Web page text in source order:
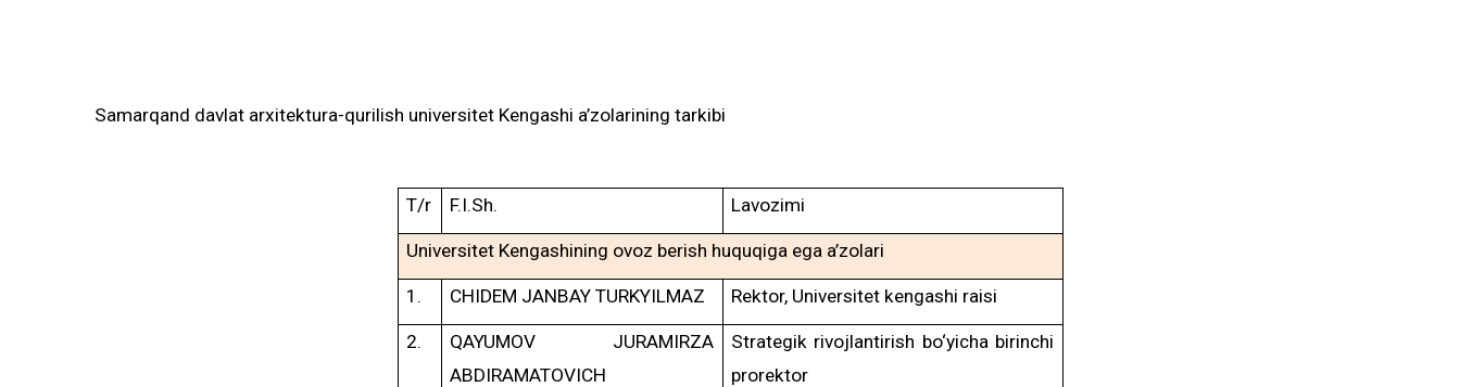
Samarqand davlat arxitektura-qurilish universitet Kengashi a’zolarining tarkibi
T/r F.I.Sh. Lavozimi
Universitet Kengashining ovoz berish huquqiga ega a’zolari
1. CHIDEM JANBAY TURKYILMAZ Rektor, Universitet kengashi raisi
2.
QAYUMOV JURAMIRZA
ABDIRAMATOVICH
Strategik rivojlantirish bo‘yicha birinchi
prorektor